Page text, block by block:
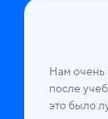
Нам очень
после
это было